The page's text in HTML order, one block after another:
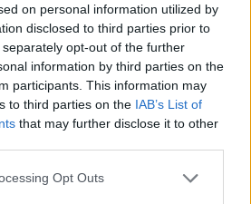
on personal information utilized by
disclosed to third parties prior to
opt-out of the further
information by third parties on the
participants. This information may
to third parties on the IAB’s List of
that may further disclose it to other
app uses one or more Google
Opt Outs
17:15
κατάπαυση πυρός
Λίβανο - Τέσσερις
νέες επιθέσεις
07:50
από ισραηλινά